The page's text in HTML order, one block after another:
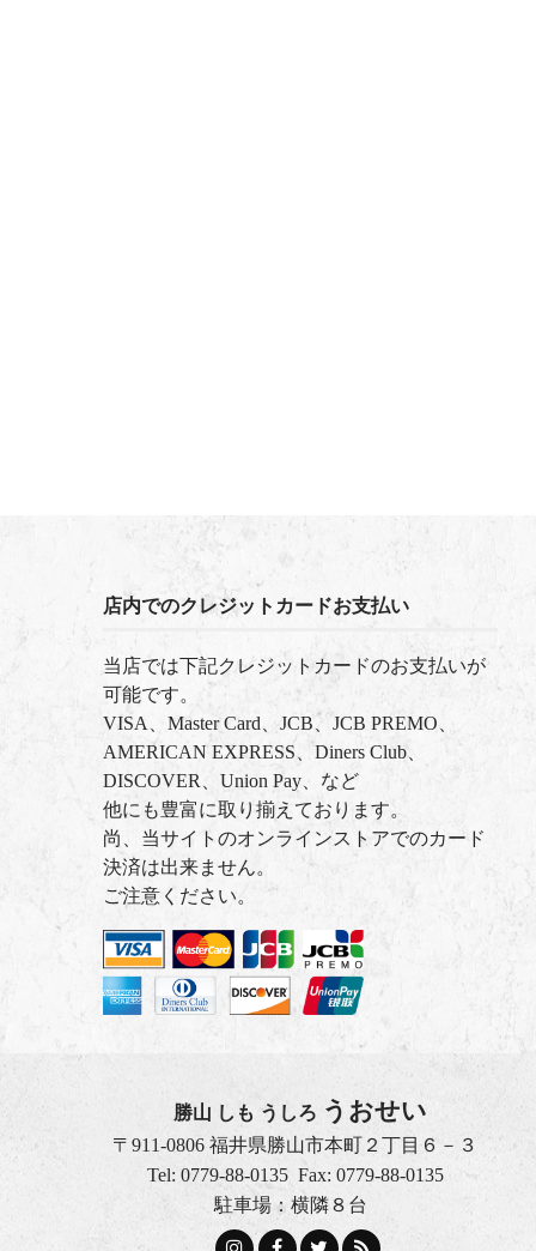
店内でのクレジットカードお支払い
当店では下記クレジットカードのお支払いが
可能です。
VISA、Master Card、JCB、JCB PREMO、
AMERICAN EXPRESS、Diners Club、
DISCOVER、Union Pay、など
他にも豊富に取り揃えております。
尚、当サイトのオンラインストアでのカード
決済は出来ません。
ご注意ください。
勝山 しも うしろ うおせい
〒911-0806 福井県勝山市本町２丁目６－３
Tel: 0779-88-0135 Fax: 0779-88-0135
駐車場：横隣８台